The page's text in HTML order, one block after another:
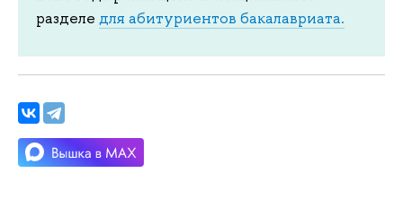
разделе для абитуриентов бакалавриата.